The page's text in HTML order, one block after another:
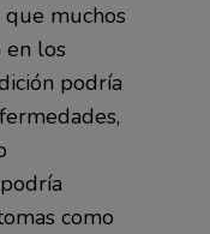
muchos
en los
podría
como